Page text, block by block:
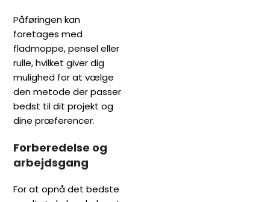
Påføringen kan
foretages med
fladmoppe, pensel eller
rulle, hvilket giver dig
mulighed for at vælge
den metode der passer
bedst til dit projekt og
dine præferencer.
Forberedelse og
arbejdsgang
For at opnå det bedste